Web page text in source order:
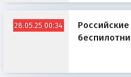
28.05.25 00:34